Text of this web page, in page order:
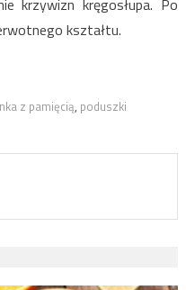
kształtu.
z pamięcią, poduszki